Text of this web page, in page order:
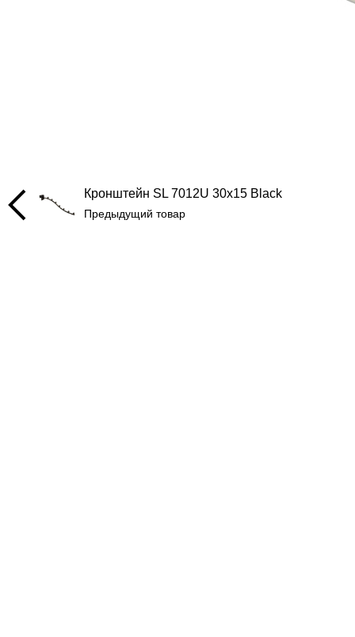
Кронштейн SL 7012U 30x15 Black
Предыдущий товар